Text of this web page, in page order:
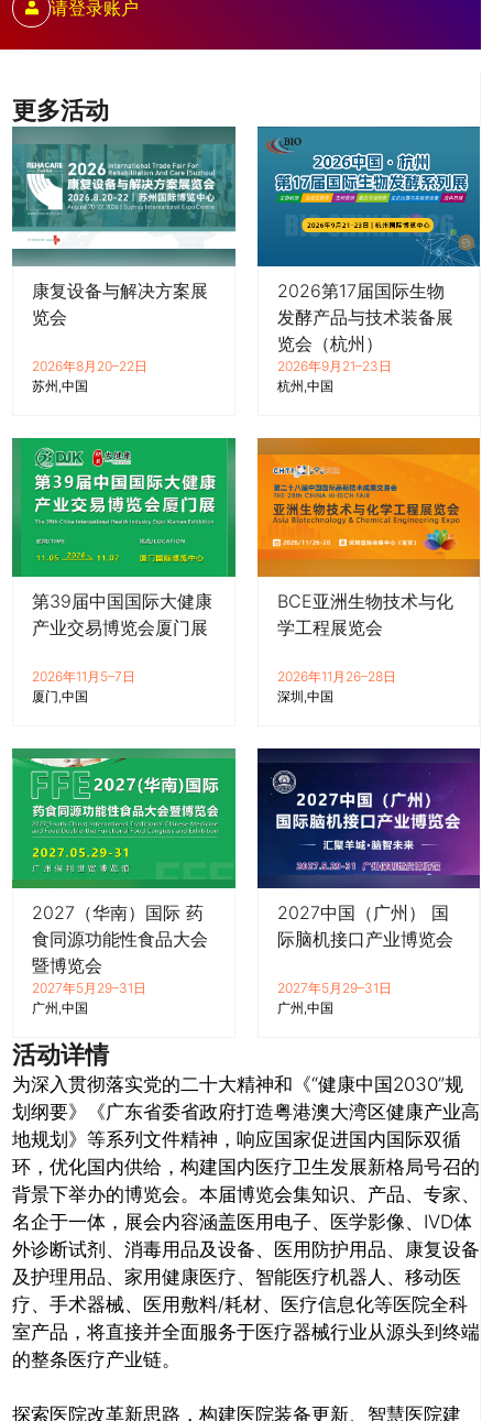
更多活动
康复设备与解决方案展
览会
2026年8月20–22日
苏州 中国
2026第17届国际生物
发酵产品与技术装备展
览会（杭州）
2026年9月21–23日
杭州 中国
第39届中国国际大健康
产业交易博览会厦门展
2026年11月5–7日
厦门 中国
BCE亚洲生物技术与化
学工程展览会
2026年11月26–28日
深圳 中国
2027（华南）国际 药
食同源功能性食品大会
暨博览会
2027年5月29–31日
广州 中国
2027中国（广州） 国
际脑机接口产业博览会
2027年5月29–31日
广州 中国
活动详情
为深入贯彻落实党的二十大精神和《“健康中国2030”规
划纲要》《广东省委省政府打造粤港澳大湾区健康产业高
地规划》等系列文件精神，响应国家促进国内国际双循
环，优化国内供给，构建国内医疗卫生发展新格局号召的
背景下举办的博览会。本届博览会集知识、产品、专家、
名企于一体，展会内容涵盖医用电子、医学影像、IVD体
外诊断试剂、消毒用品及设备、医用防护用品、康复设备
及护理用品、家用健康医疗、智能医疗机器人、移动医
疗、手术器械、医用敷料/耗材、医疗信息化等医院全科
室产品，将直接并全面服务于医疗器械行业从源头到终端
的整条医疗产业链。
探索医院改革新思路，构建医院装备更新、智慧医院建
请登录账户